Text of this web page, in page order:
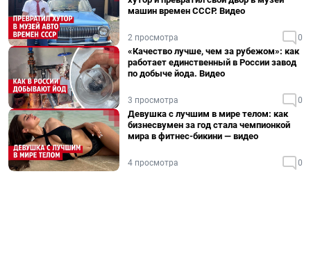
машин времен СССР. Видео
2 просмотра 0
«Качество лучше, чем за рубежом»: как
работает единственный в России завод
по добыче йода. Видео
3 просмотра 0
Девушка с лучшим в мире телом: как
бизнесвумен за год стала чемпионкой
мира в фитнес-бикини — видео
4 просмотра 0